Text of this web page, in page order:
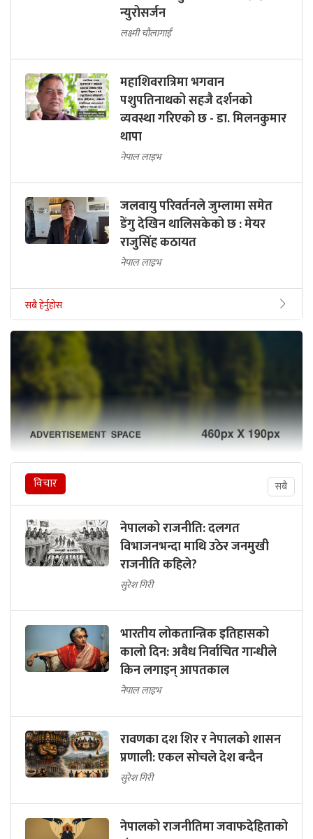
न्युरोसर्जन
लक्ष्मी चौलागाईं
महाशिवरात्रिमा भगवान
पशुपतिनाथको सहजै दर्शनको
व्यवस्था गरिएको छ - डा. मिलनकुमार
थापा
नेपाल लाइभ
जलवायु परिवर्तनले जुम्लामा समेत
डेंगु देखिन थालिसकेको छ : मेयर
राजुसिंह कठायत
नेपाल लाइभ
सबै हेर्नुहोस
विचार सबै
नेपालको राजनीति: दलगत
विभाजनभन्दा माथि उठेर जनमुखी
राजनीति कहिले?
सुरेश गिरी
भारतीय लोकतान्त्रिक इतिहासको
कालो दिन: अवैध निर्वाचित गान्धीले
किन लगाइन् आपतकाल
नेपाल लाइभ
रावणका दश शिर र नेपालको शासन
प्रणाली: एकल सोचले देश बन्दैन
सुरेश गिरी
नेपालको राजनीतिमा जवाफदेहिताको